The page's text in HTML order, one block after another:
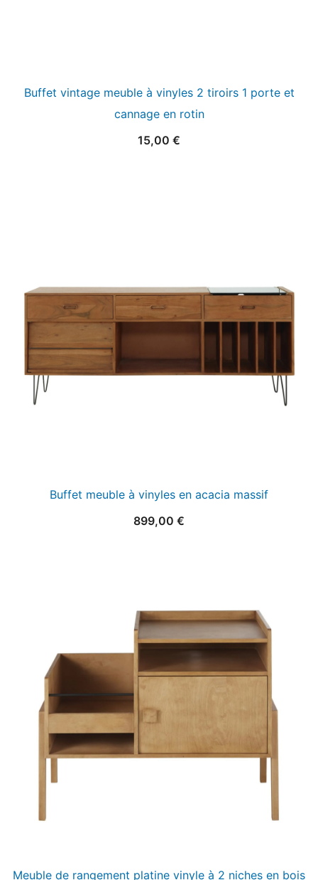
Buffet vintage meuble à vinyles 2 tiroirs 1 porte et
cannage en rotin
15,00 €
Buffet meuble à vinyles en acacia massif
899,00 €
Meuble de rangement platine vinyle à 2 niches en bois